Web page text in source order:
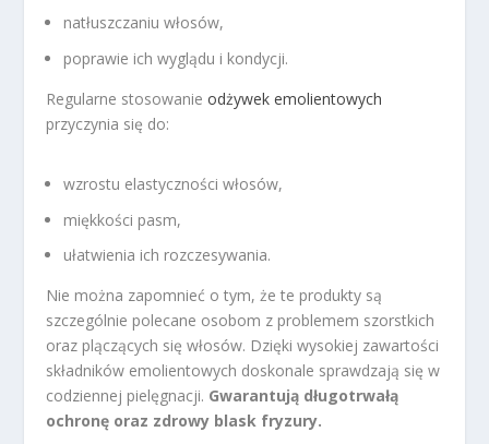
natłuszczaniu włosów,
poprawie ich wyglądu i kondycji.
Regularne stosowanieodżywek emolientowych
przyczynia się do:
wzrostu elastyczności włosów,
miękkości pasm,
ułatwienia ich rozczesywania.
Nie można zapomnieć o tym, że te produkty są
szczególnie polecane osobom z problemem szorstkich
oraz plączących się włosów. Dzięki wysokiej zawartości
składników emolientowych doskonale sprawdzają się w
codziennej pielęgnacji. Gwarantują długotrwałą
ochronę oraz zdrowy blask fryzury.